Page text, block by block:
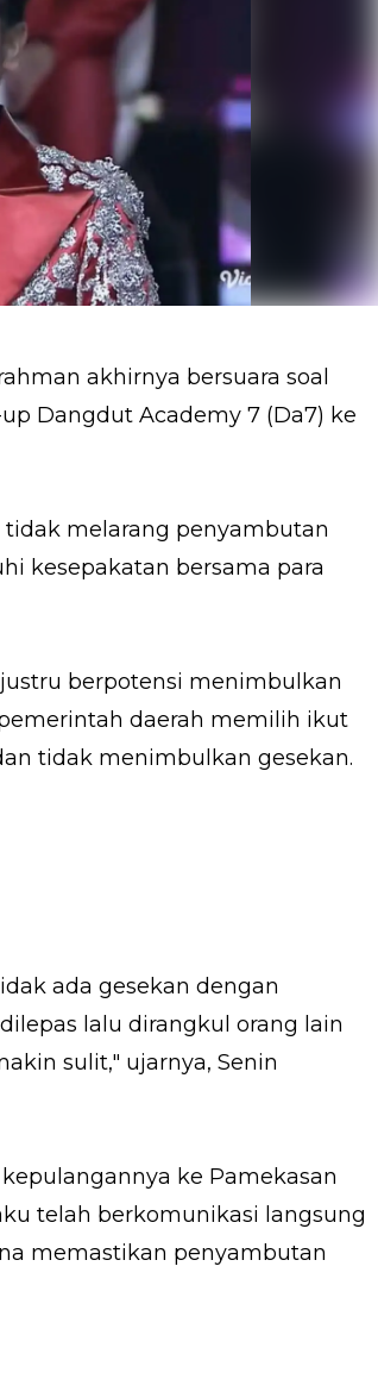
akhirnya bersuara soal
Dangdut Academy 7 (Da7) ke
melarang penyambutan
kesepakatan bersama para
berpotensi menimbulkan
daerah memilih ikut
tidak menimbulkan gesekan.
ada gesekan dengan
lalu dirangkul orang lain
sulit," ujarnya, Senin
ke Pamekasan
telah berkomunikasi langsung
memastikan penyambutan